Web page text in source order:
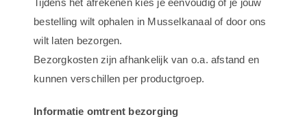
2
en
de
volgende
aantal
Tijdens het afrekenen kies je eenvoudig of je jouw
bestelling wilt ophalen in Musselkanaal of door ons
wilt laten bezorgen.
Bezorgkosten zijn afhankelijk van o.a. afstand en
kunnen verschillen per productgroep.
Informatie omtrent bezorging